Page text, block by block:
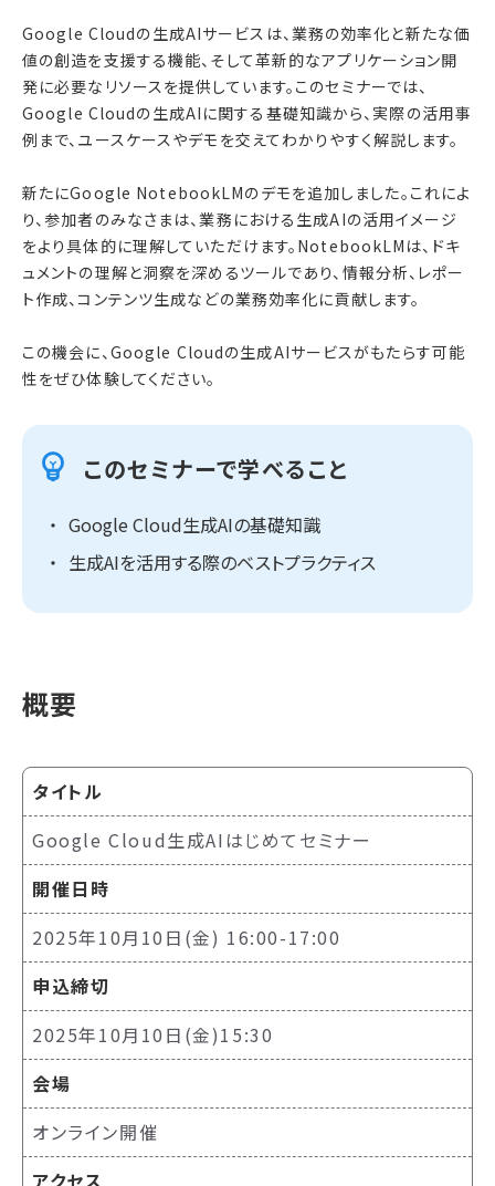
Google Cloudの生成AIサービスは、業務の効率化と新たな価
値の創造を支援する機能、そして革新的なアプリケーション開
発に必要なリソースを提供しています。このセミナーでは、
Google Cloudの生成AIに関する基礎知識から、実際の活用事
例まで、ユースケースやデモを交えてわかりやすく解説します。
新たにGoogle NotebookLMのデモを追加しました。これによ
り、参加者のみなさまは、業務における生成AIの活用イメージ
をより具体的に理解していただけます。NotebookLMは、ドキ
ュメントの理解と洞察を深めるツールであり、情報分析、レポー
ト作成、コンテンツ生成などの業務効率化に貢献します。
この機会に、Google Cloudの生成AIサービスがもたらす可能
性をぜひ体験してください。
このセミナーで学べること
Google Cloud生成AIの基礎知識
生成AIを活用する際のベストプラクティス
概要
タイトル
Google Cloud生成AIはじめてセミナー
開催日時
2025年10月10日(金) 16:00-17:00
申込締切
2025年10月10日(金)15:30
会場
オンライン開催
アクセス